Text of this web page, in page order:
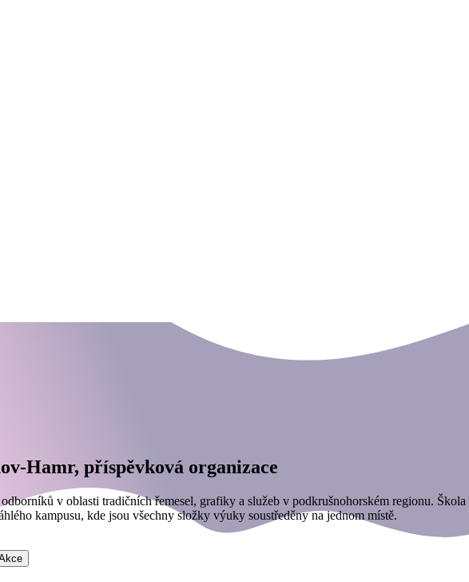
Hamr, příspěvková organizace
v oblasti tradičních řemesel, grafiky a služeb v podkrušnohorském regionu.
kampusu, kde jsou všechny složky výuky soustředěny na jednom místě.